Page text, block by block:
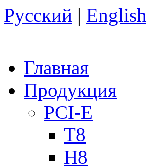
Русский | English
Главная
Продукция
PCI-E
T8
H8